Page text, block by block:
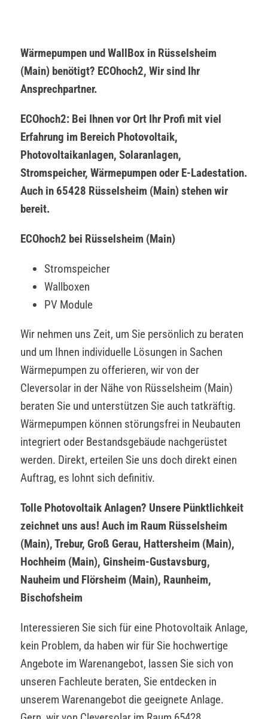
Wärmepumpen und WallBox in Rüsselsheim
(Main) benötigt? ECOhoch2, Wir sind Ihr
Ansprechpartner.
ECOhoch2: Bei Ihnen vor Ort Ihr Profi mit viel
Erfahrung im Bereich Photovoltaik,
Photovoltaikanlagen, Solaranlagen,
Stromspeicher, Wärmepumpen oder E-Ladestation.
Auch in 65428 Rüsselsheim (Main) stehen wir
bereit.
ECOhoch2 bei Rüsselsheim (Main)
Stromspeicher
Wallboxen
PV Module
Wir nehmen uns Zeit, um Sie persönlich zu beraten
und um Ihnen individuelle Lösungen in Sachen
Wärmepumpen zu offerieren, wir von der
Cleversolar in der Nähe von Rüsselsheim (Main)
beraten Sie und unterstützen Sie auch tatkräftig.
Wärmepumpen können störungsfrei in Neubauten
integriert oder Bestandsgebäude nachgerüstet
werden. Direkt, erteilen Sie uns doch direkt einen
Auftrag, es lohnt sich definitiv.
Tolle Photovoltaik Anlagen? Unsere Pünktlichkeit
zeichnet uns aus! Auch im Raum Rüsselsheim
(Main), Trebur, Groß Gerau, Hattersheim (Main),
Hochheim (Main), Ginsheim-Gustavsburg,
Nauheim und Flörsheim (Main), Raunheim,
Bischofsheim
Interessieren Sie sich für eine Photovoltaik Anlage,
kein Problem, da haben wir für Sie hochwertige
Angebote im Warenangebot, lassen Sie sich von
unseren Fachleute beraten, Sie entdecken in
unserem Warenangebot die geeignete Anlage.